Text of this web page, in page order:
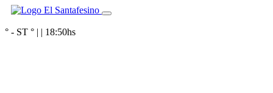
° - ST ° | | 18:50hs